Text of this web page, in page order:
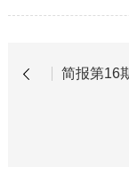
简报第16